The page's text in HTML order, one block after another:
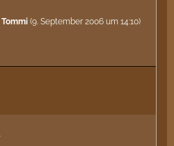
Tommi (9. September 2006 um 14:10)